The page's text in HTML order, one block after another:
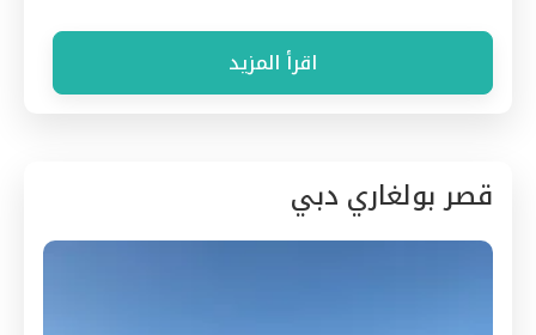
اقرأ المزيد
قصر بولغاري دبي